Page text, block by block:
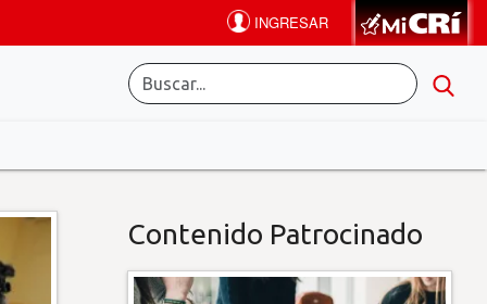
Contenido Patrocinado